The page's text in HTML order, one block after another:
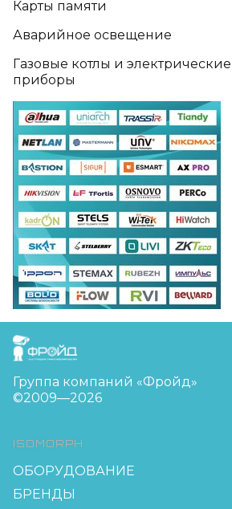
Карты памяти
Аварийное освещение
Газовые котлы и
приборы
FreudGroup
Группа компаний «Фройд»
©2009—2026
ISOMORPH
ОБОРУДОВАНИЕ
БРЕНДЫ